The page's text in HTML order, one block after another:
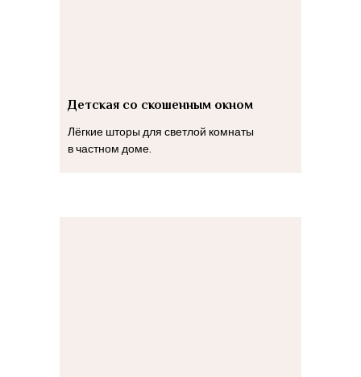
Детская со скошенным окном
Лёгкие шторы для светлой комнаты
в частном доме.